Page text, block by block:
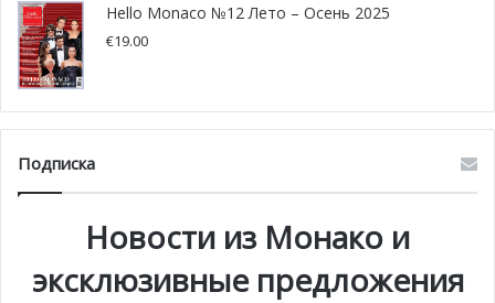
Hello Monaco №12 Лето – Осень 2025
€19.00
Подписка
Новости из Монако и
эксклюзивные предложения